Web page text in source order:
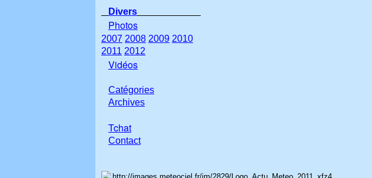
Divers
Photos
2007 2008 2009 2010
2011 2012
Vidéos
Catégories
Archives
Tchat
Contact